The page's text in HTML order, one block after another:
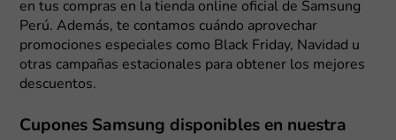
en tus compras en la tienda online oficial de Samsung
Perú. Además, te contamos cuándo aprovechar
promociones especiales como Black Friday, Navidad u
otras campañas estacionales para obtener los mejores
descuentos.
Cupones Samsung disponibles en nuestra